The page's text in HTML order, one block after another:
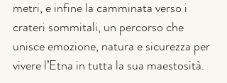
metri, e infine la camminata verso i
crateri sommitali, un percorso che
unisce emozione, natura e sicurezza per
vivere l’Etna in tutta la sua maestosità.